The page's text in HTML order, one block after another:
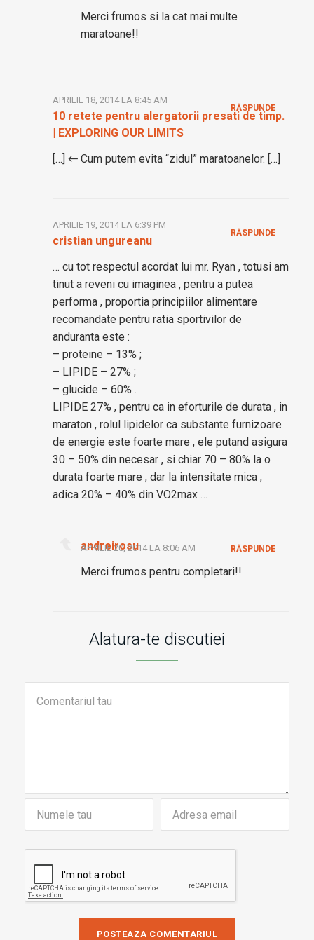
Merci frumos si la cat mai multe
maratoane!!
10 retete pentru alergatorii presati de timp.
| EXPLORING OUR LIMITS
APRILIE 18, 2014 LA 8:45 AM
[…] ← Cum putem evita “zidul” maratoanelor. […]
RĂSPUNDE
cristian ungureanu
APRILIE 19, 2014 LA 6:39 PM
… cu tot respectul acordat lui mr. Ryan , totusi am
tinut a reveni cu imaginea , pentru a putea
performa , proportia principiilor alimentare
recomandate pentru ratia sportivilor de
anduranta este :
– proteine – 13% ;
– LIPIDE – 27% ;
– glucide – 60% .
LIPIDE 27% , pentru ca in eforturile de durata , in
maraton , rolul lipidelor ca substante furnizoare
de energie este foarte mare , ele putand asigura
30 – 50% din necesar , si chiar 70 – 80% la o
durata foarte mare , dar la intensitate mica ,
adica 20% – 40% din VO2max …
RĂSPUNDE
andreirosu
APRILIE 20, 2014 LA 8:06 AM
Merci frumos pentru completari!!
RĂSPUNDE
Alatura-te discutiei